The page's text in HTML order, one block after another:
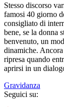
Stesso discorso
famosi 40 giorno
consigliato di
bene, se la donna
benvenuto, un
dinamiche. Ancora
ripresa quando
aprirsi in un
Gravidanza
Seguici su: